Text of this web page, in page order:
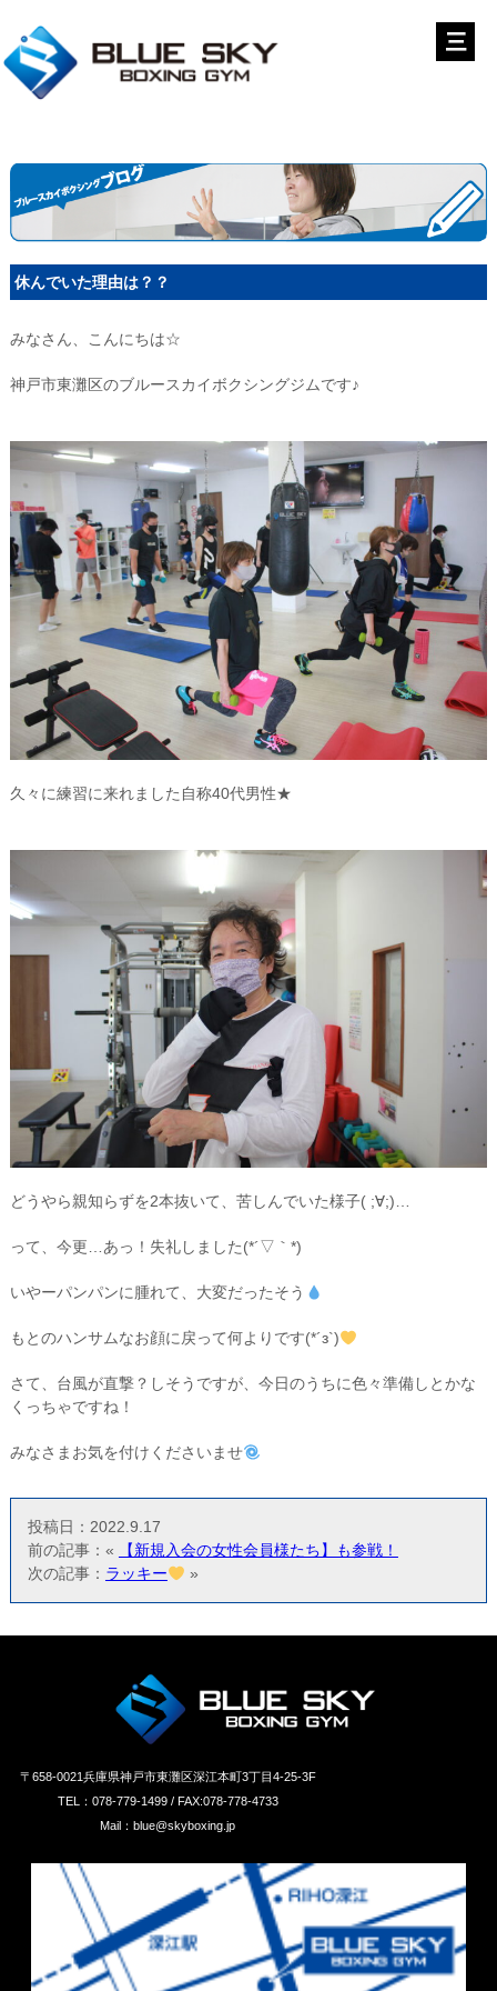
休んでいた理由は？？
みなさん、こんにちは☆
神戸市東灘区のブルースカイボクシングジムです♪
久々に練習に来れました自称40代男性★
どうやら親知らずを2本抜いて、苦しんでいた様子( ;∀;)…
って、今更…あっ！失礼しました(*´▽｀*)
いやーパンパンに腫れて、大変だったそう
もとのハンサムなお顔に戻って何よりです(*´з`)
さて、台風が直撃？しそうですが、今日のうちに色々準備しとかな
くっちゃですね！
みなさまお気を付けくださいませ
投稿日：2022.9.17
前の記事：«
【新規入会の女性会員様たち】も参戦！
次の記事： ラッキー »
〒658‐0021兵庫県神戸市東灘区深江本町3丁目4-25-3F
TEL：078-779-1499 / FAX:078-778-4733
Mail：blue@skyboxing.jp